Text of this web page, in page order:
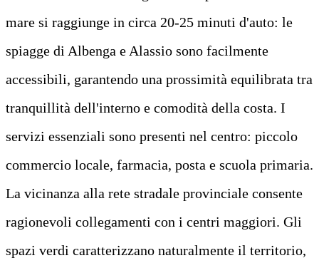
mare si raggiunge in circa 20-25 minuti d'auto: le
spiagge di Albenga e Alassio sono facilmente
accessibili, garantendo una prossimità equilibrata tra
tranquillità dell'interno e comodità della costa. I
servizi essenziali sono presenti nel centro: piccolo
commercio locale, farmacia, posta e scuola primaria.
La vicinanza alla rete stradale provinciale consente
ragionevoli collegamenti con i centri maggiori. Gli
spazi verdi caratterizzano naturalmente il territorio,